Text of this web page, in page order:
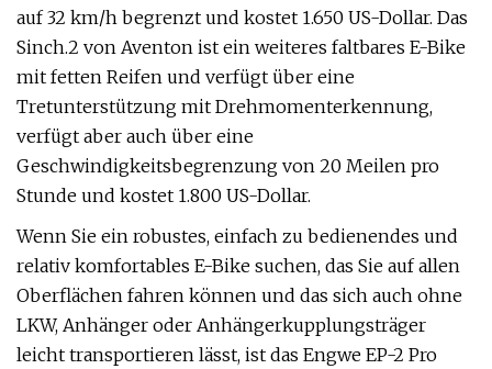
auf 32 km/h begrenzt und kostet 1.650 US-Dollar. Das
Sinch.2 von Aventon ist ein weiteres faltbares E-Bike
mit fetten Reifen und verfügt über eine
Tretunterstützung mit Drehmomenterkennung,
verfügt aber auch über eine
Geschwindigkeitsbegrenzung von 20 Meilen pro
Stunde und kostet 1.800 US-Dollar.
Wenn Sie ein robustes, einfach zu bedienendes und
relativ komfortables E-Bike suchen, das Sie auf allen
Oberflächen fahren können und das sich auch ohne
LKW, Anhänger oder Anhängerkupplungsträger
leicht transportieren lässt, ist das Engwe EP-2 Pro